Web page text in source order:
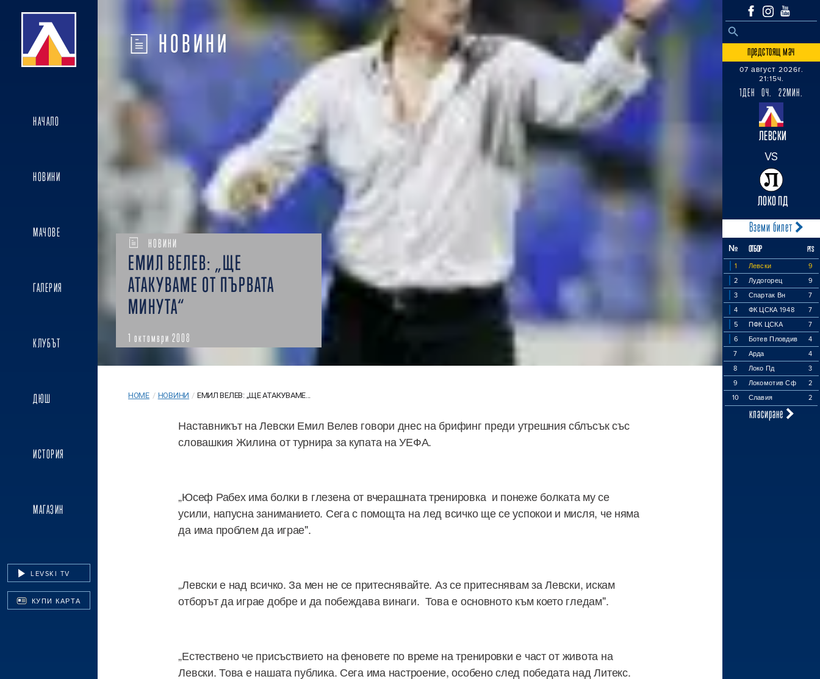
НАЧАЛО
НОВИНИ
МАЧОВЕ
ГАЛЕРИЯ
КЛУБЪТ
ДЮШ
ИСТОРИЯ
МАГАЗИН
LEVSKI TV
КУПИ КАРТА
Search
SEARCH BUTTON
предстоящ мач
07 август 2026г.
21:15ч.
1ДЕН 0Ч. 22МИН.
ЛЕВСКИ
VS
ЛОКО ПД
Вземи билет
№ ОТБОР PTS
1 Левски
9
2
Лудогорец
9
3
Спартак Вн
7
4
ФК ЦСКА 1948
7
5
ПФК ЦСКА
7
6
Ботев Пловдив
4
7
Арда
4
8
Локо Пд
3
9
Локомотив Сф
2
10
Славия 2
класиране
НОВИНИ
НОВИНИ
ЕМИЛ ВЕЛЕВ: „ЩЕ
АТАКУВАМЕ ОТ ПЪРВАТА
МИНУТА“
1 октомври 2008
HOME / НОВИНИ / ЕМИЛ ВЕЛЕВ: „ЩЕ АТАКУВАМЕ...
Наставникът на Левски Емил Велев говори днес на брифинг преди утрешния сблъсък със
словашкия Жилина от турнира за купата на УЕФА.
„Юсеф Рабех има болки в глезена от вчерашната тренировка и понеже болката му се
усили, напусна заниманието. Сега с помощта на лед всичко ще се успокои и мисля, че няма
да има проблем да играе".
„Левски е над всичко. За мен не се притеснявайте. Аз се притеснявам за Левски, искам
отборът да играе добре и да побеждава винаги. Това е основното към което гледам".
„Естествено че присъствието на феновете по време на тренировки е част от живота на
Левски. Това е нашата публика. Сега има настроение, особено след победата над Литекс.